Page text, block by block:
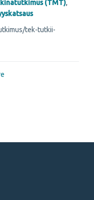
(TMT),
tek-tutkii-